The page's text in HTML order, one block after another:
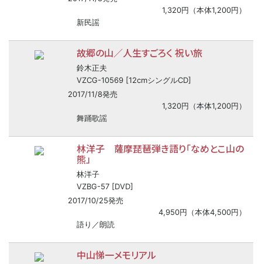
1,320円（本体1,200円）
新民謡
故郷の山／人生すごろく 祝い旅
鈴木正夫
VZCG-10569 [12cmシングルCD]
2017/11/8発売
1,320円（本体1,200円）
舞踊歌謡
林洋子 薩摩琵琶弾き語り「なめとこ山の
熊」
林洋子
VZBG-57 [DVD]
2017/10/25発売
4,950円（本体4,500円）
語り／朗読
中山悌一メモリアル